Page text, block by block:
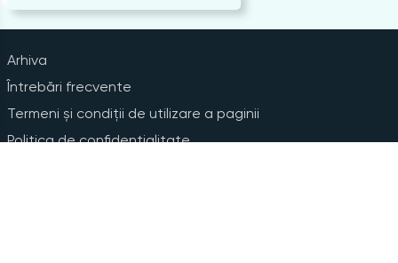
Arhiva
Întrebări frecvente
Termeni și condiții de utilizare a paginii
Politica de confidențialitate